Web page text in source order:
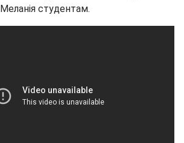
студентам.